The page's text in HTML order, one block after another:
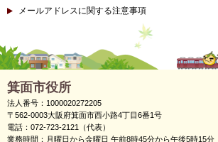
メールアドレスに関する注意事項
箕面市役所
法人番号：1000020272205
〒562-0003大阪府箕面市西小路4丁目6番1号
電話：072-723-2121（代表）
業務時間：月曜日から金曜日 午前8時45分から午後5時15分